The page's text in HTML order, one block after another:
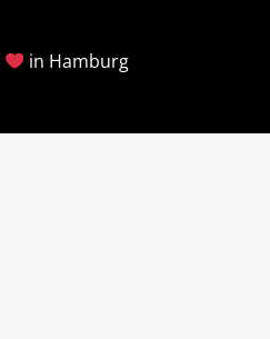
in Hamburg